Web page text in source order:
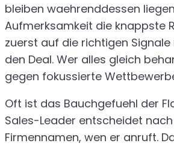
bleiben waehrenddessen
Aufmerksamkeit die knappste
zuerst auf die richtigen
den Deal. Wer alles gleich
gegen fokussierte
Oft ist das Bauchgefuehl der
Sales-Leader entscheidet
Firmennamen, wen er anruft.